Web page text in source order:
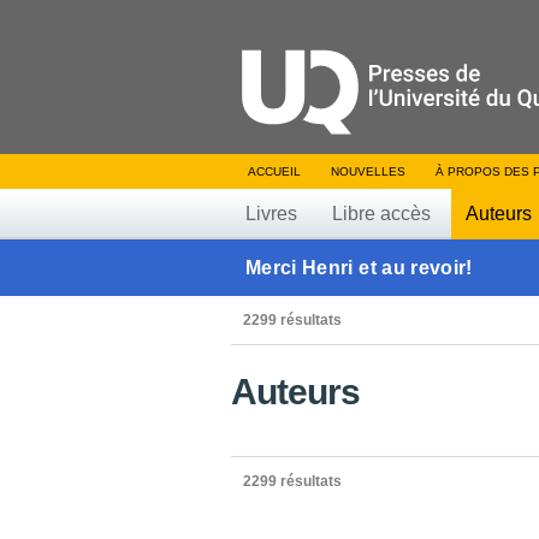
ACCUEIL NOUVELLES À PROPOS DES
Livres Libre accès Auteurs
Merci Henri et au revoir!
2299 résultats
Auteurs
2299 résultats